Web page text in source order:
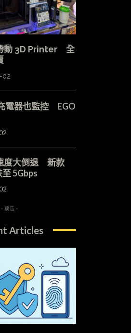
動 3D Printer 全
02
電器也監控 EGO
度大倒退 新款
5Gbps
- 廣告 -
Articles